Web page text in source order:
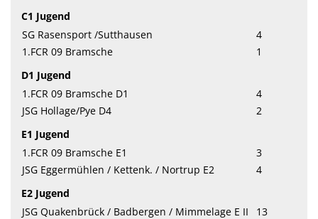
C1 Jugend
SG Rasensport /Sutthausen
4
1.FCR 09 Bramsche
1
D1 Jugend
1.FCR 09 Bramsche D1
4
JSG Hollage/Pye D4
2
E1 Jugend
1.FCR 09 Bramsche E1
3
JSG Eggermühlen / Kettenk. / Nortrup E2
4
E2 Jugend
JSG Quakenbrück / Badbergen / Mimmelage E II
13